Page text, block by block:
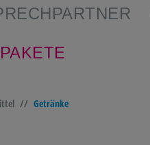
// Getränke